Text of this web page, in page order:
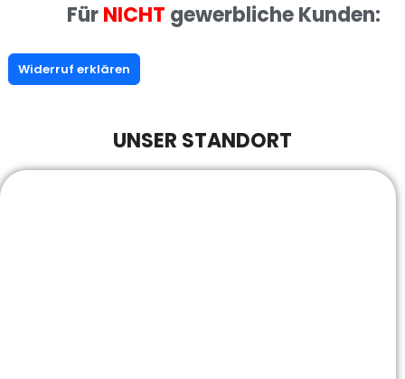
FürNICHT gewerbliche Kunden:
Widerruf erklären
UNSER STANDORT